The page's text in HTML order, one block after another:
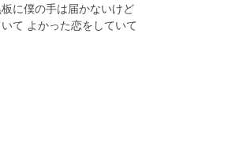
に僕の手は届かないけど
て よかった恋をしていて